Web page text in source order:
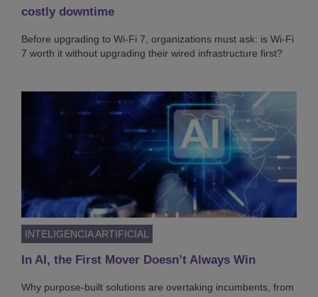
costly downtime
Before upgrading to Wi-Fi 7, organizations must ask: is Wi-Fi
7 worth it without upgrading their wired infrastructure first?
INTELIGENCIA ARTIFICIAL
In AI, the First Mover Doesn’t Always Win
Why purpose-built solutions are overtaking incumbents, from